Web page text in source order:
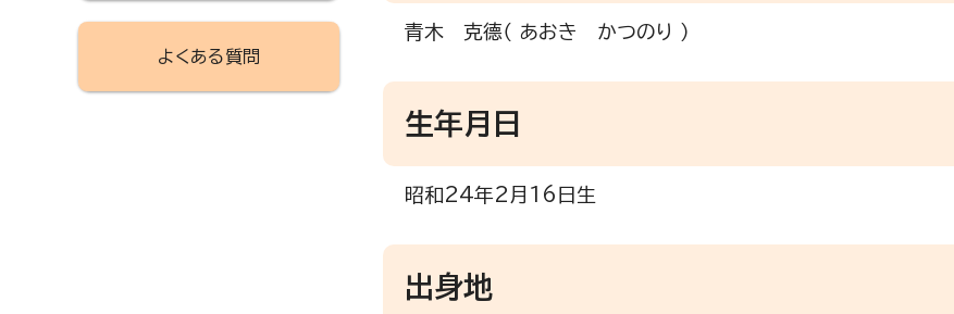
青木 克德（ あおき かつのり ）
生年月日
昭和24年2月16日生
出身地
よくある質問